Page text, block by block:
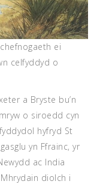
ei
celfyddyd o
a Bryste bu’n
o siroedd cyn
hyfryd St
yn Ffrainc, yr
ac India
diolch i